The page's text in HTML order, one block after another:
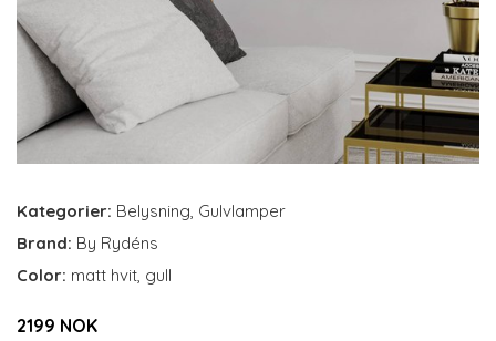
Kategorier: Belysning, Gulvlamper
Brand: By Rydéns
Color: matt hvit, gull
2199 NOK